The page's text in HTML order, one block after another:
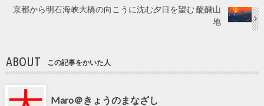
京都から明石海峡大橋の向こうに沈む夕日を望む 醍醐山
地
ABOUT この記事をかいた人
Maro＠きょうのまなざし